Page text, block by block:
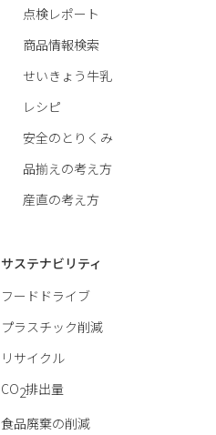
点検レポート
商品情報検索
せいきょう牛乳
レシピ
安全のとりくみ
品揃えの考え方
産直の考え方
サステナビリティ
フードドライブ
プラスチック削減
リサイクル
CO2排出量
食品廃棄の削減